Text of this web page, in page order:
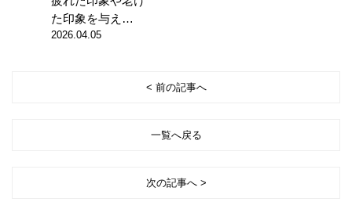
た印象を与え…
2026.04.05
< 前の記事へ
一覧へ戻る
次の記事へ >